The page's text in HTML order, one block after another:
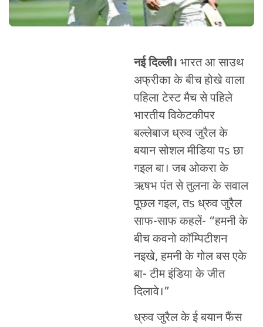
नई दिल्ली। भारत आ साउथ
अफ्रीका के बीच होखे वाला
पहिला टेस्ट मैच से पहिले
भारतीय विकेटकीपर
बल्लेबाज ध्रुव जुरैल के
बयान सोशल मीडिया पs छा
गइल बा। जब ओकरा के
ऋषभ पंत से तुलना के सवाल
पूछल गइल, तs ध्रुव जुरैल
साफ-साफ कहलें- “हमनी के
बीच कवनो कॉम्पिटीशन
नइखे, हमनी के गोल बस एके
बा- टीम इंडिया के जीत
दिलावे।”
ध्रुव जुरैल के ई बयान फैंस